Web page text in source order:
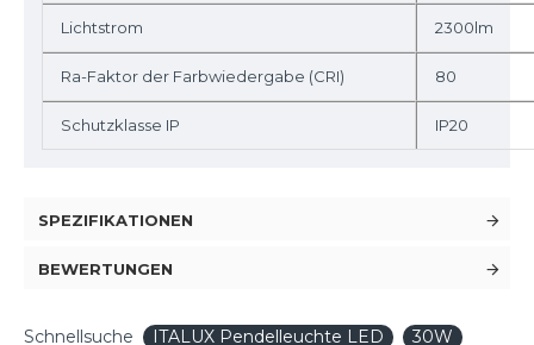
Lichtstrom 2300lm
Ra-Faktor der Farbwiedergabe (CRI) 80
Schutzklasse IP IP20
SPEZIFIKATIONEN
BEWERTUNGEN
Schnellsuche ITALUX Pendelleuchte LED
30W